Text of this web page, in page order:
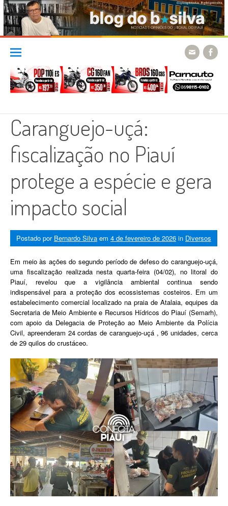
Skip
content
Caranguejo-uçá:
fiscalização no Piauí
protege a espécie e gera
impacto social
Postado por Bernardo Silva em 4 de fevereiro de 2026 in Diversos
Em meio às ações do segundo período de defeso do caranguejo-uçá,
uma fiscalização realizada nesta quarta-feira (04/02), no litoral do
Piauí, revelou que a vigilância ambiental continua sendo
indispensável para a proteção dos ecossistemas costeiros. Em um
estabelecimento comercial localizado na praia de Atalaia, equipes da
Secretaria de Meio Ambiente e Recursos Hídricos do Piauí (Semarh),
com apoio da Delegacia de Proteção ao Meio Ambiente da Polícia
Civil, apreenderam 24 cordas de caranguejo-uçá , 96 unidades, cerca
de 29 quilos do crustáceo.